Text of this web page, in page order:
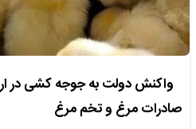
واکنش دولت به جوجه کشی در
صادرات مرغ و تخم مرغ